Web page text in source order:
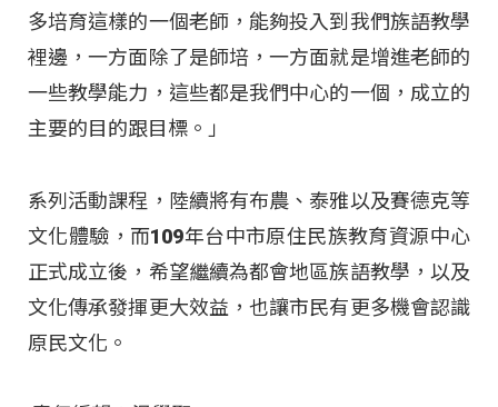
多培育這樣的一個老師，能夠投入到我們族語教學
裡邊，一方面除了是師培，一方面就是增進老師的
一些教學能力，這些都是我們中心的一個，成立的
主要的目的跟目標。」
系列活動課程，陸續將有布農、泰雅以及賽德克等
文化體驗，而109年台中市原住民族教育資源中心
正式成立後，希望繼續為都會地區族語教學，以及
文化傳承發揮更大效益，也讓市民有更多機會認識
原民文化。